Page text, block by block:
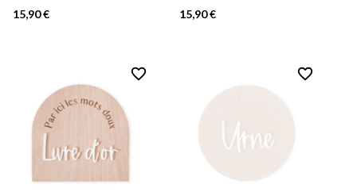
15,90 €
15,90 €
favorite_border favorite_border